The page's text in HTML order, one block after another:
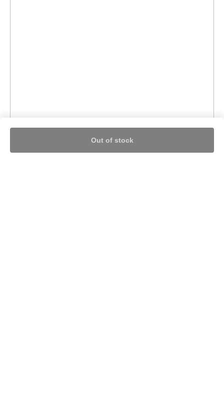
Out of stock